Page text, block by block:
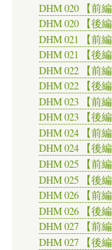
DHM 020 【前編
DHM 020 【後編
DHM 021 【前編
DHM 021 【後編
DHM 022 【前編
DHM 022 【後編
DHM 023 【前編
DHM 023 【後編
DHM 024 【前編
DHM 024 【後編
DHM 025 【前編
DHM 025 【後編
DHM 026 【前編
DHM 026 【後編
DHM 027 【前編
DHM 027 【後編